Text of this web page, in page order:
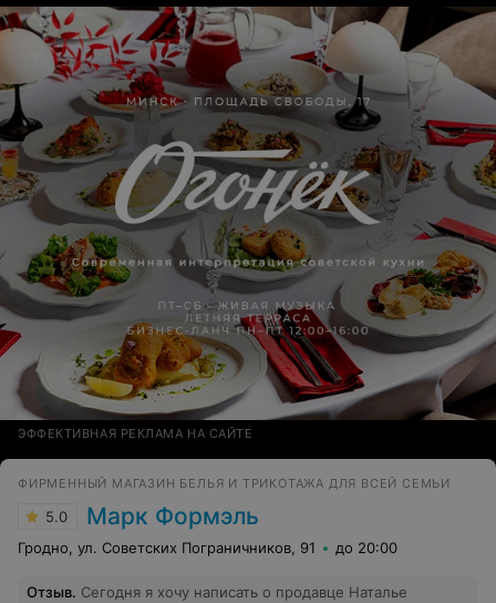
ЭФФЕКТИВНАЯ РЕКЛАМА НА САЙТЕ
ФИРМЕННЫЙ МАГАЗИН БЕЛЬЯ И ТРИКОТАЖА ДЛЯ ВСЕЙ СЕМЬИ
5.0 Марк Формэль
Гродно, ул. Советских Пограничников, 91 до 20:00
Отзыв. Сегодня я хочу написать о продавце Наталье